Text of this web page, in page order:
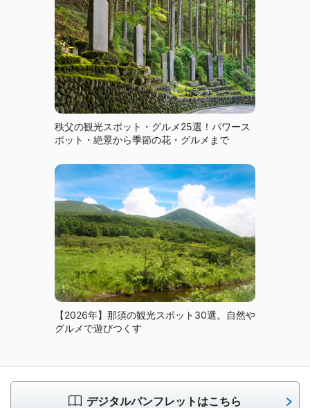
秩父の観光スポット・グルメ25選！パワース
ポット・絶景から季節の花・グルメまで
【2026年】那須の観光スポット30選。自然や
グルメで遊びつくす
デジタルパンフレットはこちら